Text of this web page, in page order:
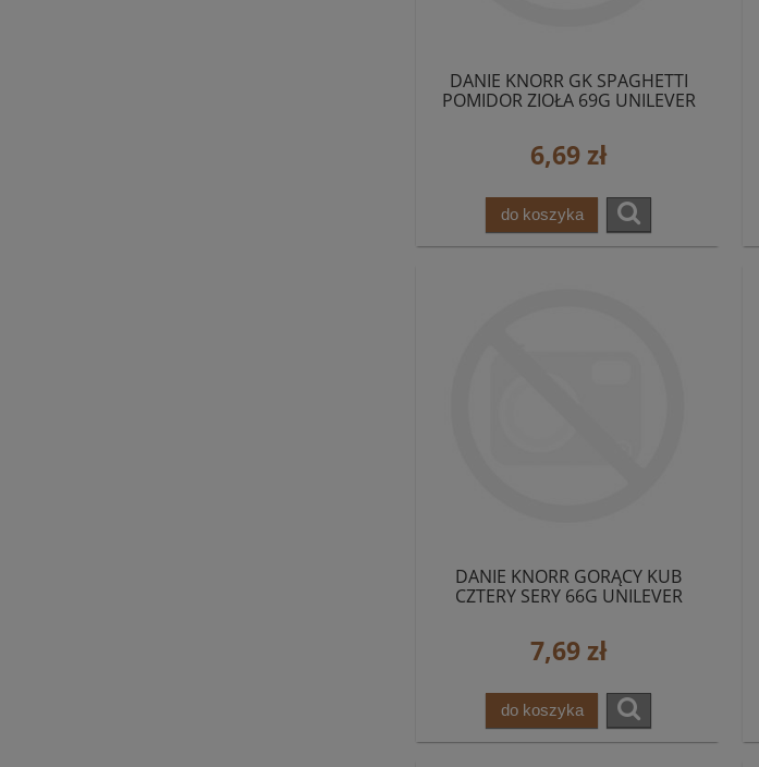
DANIE KNORR GK SPAGHETTI
POMIDOR ZIOŁA 69G UNILEVER
6,69 zł
do koszyka
DANIE KNORR GORĄCY KUB
CZTERY SERY 66G UNILEVER
7,69 zł
do koszyka